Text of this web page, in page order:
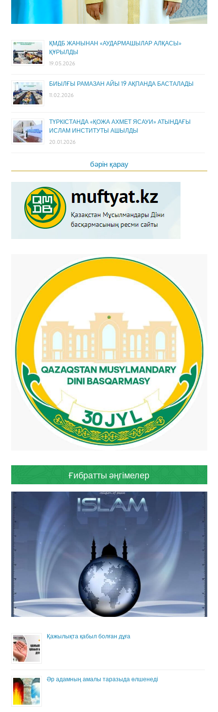
ҚМДБ ЖАНЫНАН «АУДАРМАШЫЛАР АЛҚАСЫ»
ҚҰРЫЛДЫ
19.05.2026
БИЫЛҒЫ РАМАЗАН АЙЫ 19 АҚПАНДА БАСТАЛАДЫ
11.02.2026
ТҮРКІСТАНДА «ҚОЖА АХМЕТ ЯСАУИ» АТЫНДАҒЫ
ИСЛАМ ИНСТИТУТЫ АШЫЛДЫ
20.01.2026
бәрін қарау
Ғибратты әңгімелер
Қажылықта қабыл болған дұға
Әр адамның амалы таразыда өлшенеді